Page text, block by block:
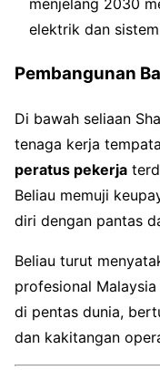
menjelang 2030
elektrik dan
Pembangunan
Di bawah seliaan
tenaga kerja
peratus pekerja
Beliau memuji
diri dengan pantas
Beliau turut
profesional
di pentas dunia,
dan kakitangan